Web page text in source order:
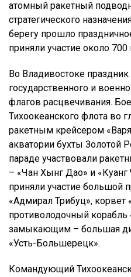
атомный ракетный
стратегического
берегу прошло
приняли участие около
Во Владивостоке праздник
государственного и
флагов расцвечивания.
Тихоокеанского флота во
ракетным крейсером
акватории бухты Золотой
параде участвовали
– «Чан Хынг Дао» и «Куанг
приняли участие большой
«Адмирал Трибуц»,
противолодочный корабль
замыкающим – большая
«Усть-Большерецк».
Командующий